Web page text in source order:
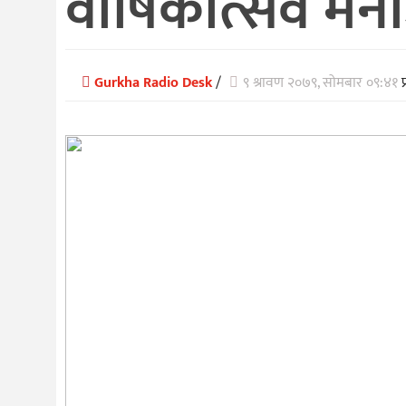
Gurkha Radio Desk/ ९ श्रावण २०७९, सोमबार ०९:४१